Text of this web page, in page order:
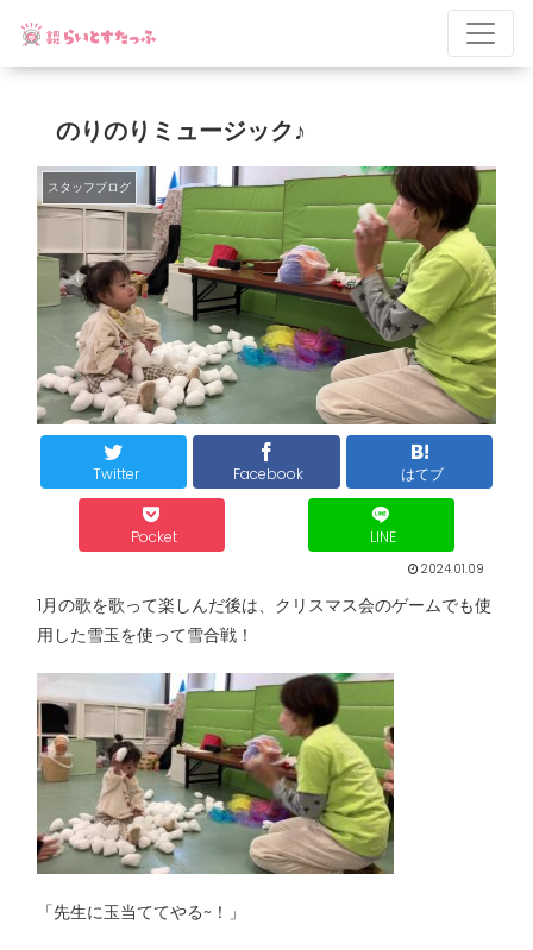
のりのりミュージック♪
スタッフブログ
Twitter Facebook はてブ
Pocket LINE
2024.01.09
1月の歌を歌って楽しんだ後は、クリスマス会のゲームでも使
用した雪玉を使って雪合戦！
「先生に玉当ててやる~！」